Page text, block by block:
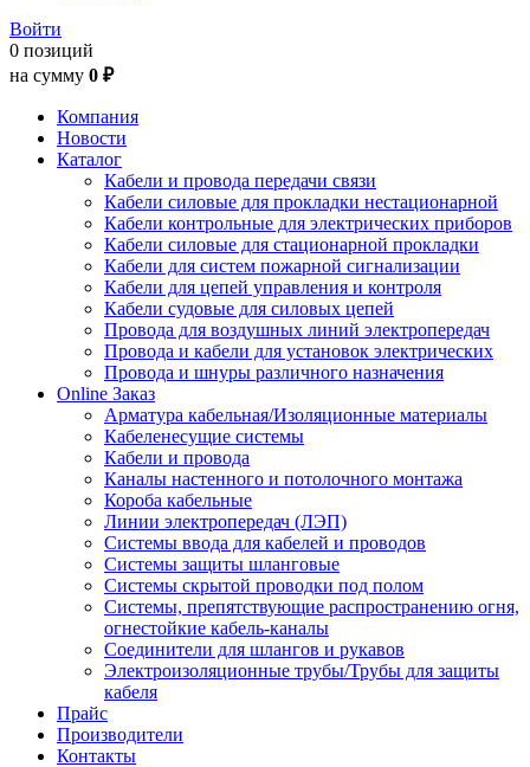
Войти
0 позиций
на сумму 0 ₽
Компания
Новости
Каталог
Кабели и провода передачи связи
Кабели силовые для прокладки нестационарной
Кабели контрольные для электрических приборов
Кабели силовые для стационарной прокладки
Кабели для систем пожарной сигнализации
Кабели для цепей управления и контроля
Кабели судовые для силовых цепей
Провода для воздушных линий электропередач
Провода и кабели для установок электрических
Провода и шнуры различного назначения
Online Заказ
Арматура кабельная/Изоляционные материалы
Кабеленесущие системы
Кабели и провода
Каналы настенного и потолочного монтажа
Короба кабельные
Линии электропередач (ЛЭП)
Системы ввода для кабелей и проводов
Системы защиты шланговые
Системы скрытой проводки под полом
Системы, препятствующие распространению огня,
огнестойкие кабель-каналы
Соединители для шлангов и рукавов
Электроизоляционные трубы/Трубы для защиты
кабеля
Прайс
Производители
Контакты